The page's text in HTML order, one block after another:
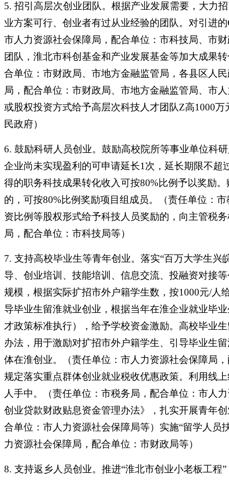
5. 招引高层次创业团队。根据产业发展需要，大力
业方案可行、创业者有过从业经验的团队。对引进
市人力资源社会保障局，配合单位：市科技局、市
团队，淮北市科创基金和产业发展基金等加大成果
合单位：市财政局、市地方金融监管局，各县区人
局，配合单位：市财政局、市地方金融监管局、市
或股权投资方式给予高层次科技人才团队Z高1000
民政府）
6. 鼓励科研人员创业。鼓励高校院所等事业单位科
企业尚未实现盈利的可申请延长1次，延长期限不
得的职务科技成果转化收入可按80%比例予以奖励
的，可按80%比例奖励项目组成员。（责任单位：
资比例等股权形式给予科技人员奖励的，向主管税
局，配合单位：市科技局等）
7. 支持高校毕业生等青年创业。落实“百万大学生
导、创业培训、技能培训、信息交流、投融资对接
规模，根据实际扩招市外户籍学生数，按1000元/
导毕业生留淮就业创业，根据当年在淮企业就业毕
才政策标准执行），给予学校资金激励。高校毕业
办法，用于激励对扩招市外户籍学生、引导毕业生
体在淮创业。（责任单位：市人力资源社会保障局
规定落实重点群体创业就业税收优惠政策。利用线
人手中。（责任单位：市税务局，配合单位：市人
创业贷款财政贴息资金管理办法》，扎实开展青年
合单位：市人力资源社会保障局等）实施“留学人
力资源社会保障局，配合单位：市财政局等）
8. 支持返乡人员创业。推进“淮北市创业小老板工